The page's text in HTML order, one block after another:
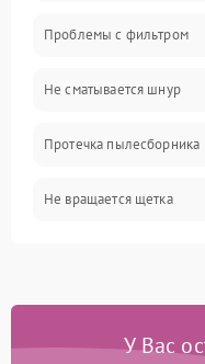
Проблемы с фильтром
Не сматывается шнур
Протечка пылесборника
Не вращается щетка
Поломка контейнера для
У Вас